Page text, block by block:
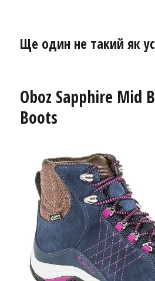
Ще один не такий як
Oboz Sapphire Mid
Boots